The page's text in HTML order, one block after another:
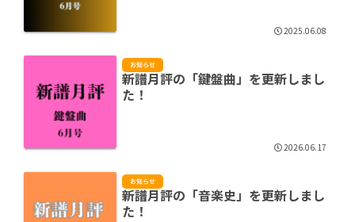
2025.06.08
お知らせ
新譜月評の「鍵盤曲」を更新しまし
た！
2026.06.17
お知らせ
新譜月評の「音楽史」を更新しまし
た！